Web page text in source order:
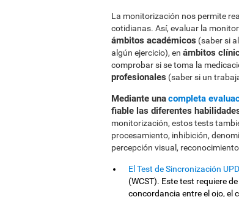
La monitorización nos permite
cotidianas. Así, evaluar la
ámbitos académicos (saber si
algún ejercicio), en ámbitos
comprobar si se toma la
profesionales (saber si un
Mediante unacompleta
fiable las diferentes
monitorización, estos tests
procesamiento, inhibición,
percepción visual,
El Test de Sincronización
(WCST). Este test requiere de
concordancia entre el ojo, el